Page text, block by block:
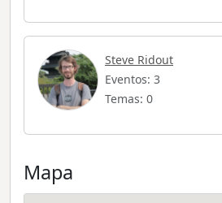
Steve Ridout
Eventos: 3
Temas: 0
Mapa